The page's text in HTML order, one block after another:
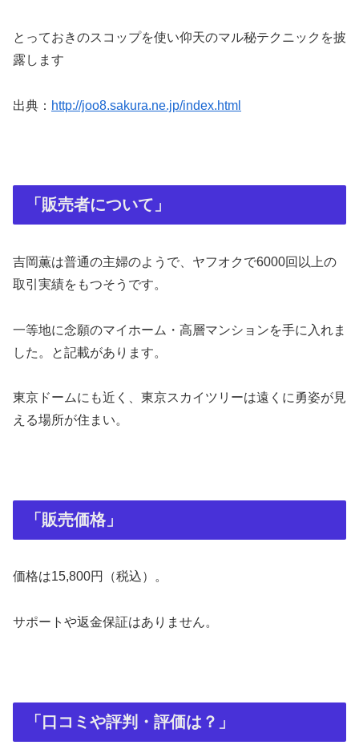
とっておきのスコップを使い仰天のマル秘テクニックを披
露します
出典： http://joo8.sakura.ne.jp/index.html
「販売者について」
吉岡薫は普通の主婦のようで、ヤフオクで6000回以上の
取引実績をもつそうです。
一等地に念願のマイホーム・高層マンションを手に入れま
した。と記載があります。
東京ドームにも近く、東京スカイツリーは遠くに勇姿が見
える場所が住まい。
「販売価格」
価格は15,800円（税込）。
サポートや返金保証はありません。
「口コミや評判・評価は？」